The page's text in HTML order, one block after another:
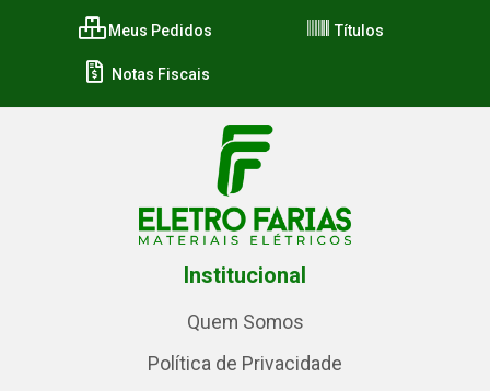
Meus Pedidos Títulos
Notas Fiscais
Institucional
Quem Somos
Política de Privacidade